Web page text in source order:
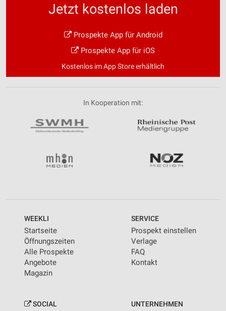
Jetzt kostenlos laden
Prospekte App für Android
Prospekte App für iOS
Kostenlos im App Store erhältlich
In Kooperation mit:
WEEKLI
Startseite
Öffnungszeiten
Alle Prospekte
Angebote
Magazin
SERVICE
Prospekt einstellen
Verlage
FAQ
Kontakt
SOCIAL UNTERNEHMEN